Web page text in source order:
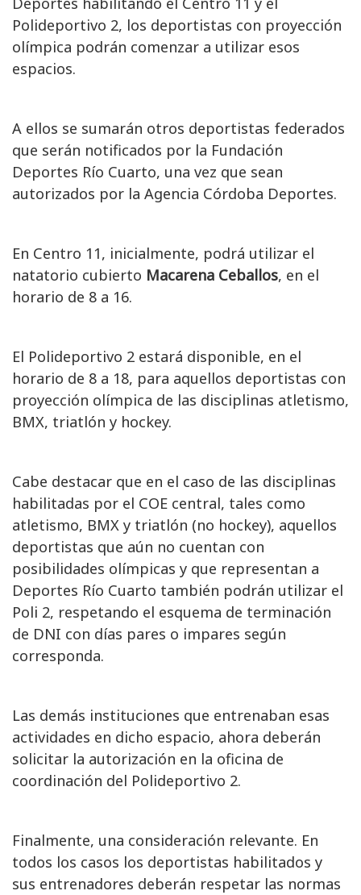
Polideportivo 2, los deportistas con proyección
olímpica podrán comenzar a utilizar esos
espacios.
A ellos se sumarán otros deportistas federados
que serán notificados por la Fundación
Deportes Río Cuarto, una vez que sean
autorizados por la Agencia Córdoba Deportes.
En Centro 11, inicialmente, podrá utilizar el
natatorio cubierto Macarena Ceballos, en el
horario de 8 a 16.
El Polideportivo 2 estará disponible, en el
horario de 8 a 18, para aquellos deportistas con
proyección olímpica de las disciplinas atletismo,
BMX, triatlón y hockey.
Cabe destacar que en el caso de las disciplinas
habilitadas por el COE central, tales como
atletismo, BMX y triatlón (no hockey), aquellos
deportistas que aún no cuentan con
posibilidades olímpicas y que representan a
Deportes Río Cuarto también podrán utilizar el
Poli 2, respetando el esquema de terminación
de DNI con días pares o impares según
corresponda.
Las demás instituciones que entrenaban esas
actividades en dicho espacio, ahora deberán
solicitar la autorización en la oficina de
coordinación del Polideportivo 2.
Finalmente, una consideración relevante. En
todos los casos los deportistas habilitados y
sus entrenadores deberán respetar las normas